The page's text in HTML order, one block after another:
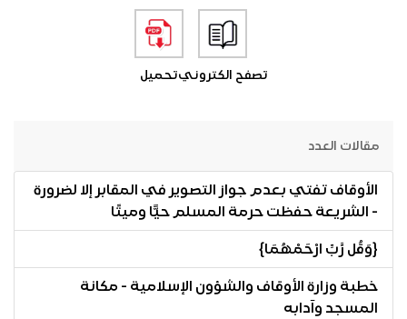
تصفح الكترونيتحميل
مقالات العدد
الأوقاف تفتي بعدم جواز التصوير في المقابر إلا لضرورة
- الشريعة حفظت حرمة المسلم حيًّا وميتًا
{وَقُل رَّبِّ ارْحَمْهُمَا}
خطبة وزارة الأوقاف والشؤون الإسلامية - مكانة
المسجد وآدابه